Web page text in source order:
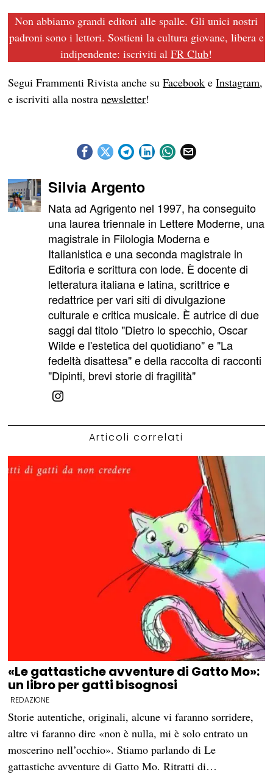
Non abbiamo grandi editori alle spalle. Gli unici nostri
padroni sono i lettori. Sostieni la cultura giovane, libera e
indipendente: iscriviti alFR Club!
Segui Frammenti Rivista anche suFacebook eInstagram,
e iscriviti alla nostranewsletter!
Silvia Argento
Nata ad Agrigento nel 1997, ha conseguito
una laurea triennale in Lettere Moderne, una
magistrale in Filologia Moderna e
Italianistica e una seconda magistrale in
Editoria e scrittura con lode. È docente di
letteratura italiana e latina, scrittrice e
redattrice per vari siti di divulgazione
culturale e critica musicale. È autrice di due
saggi dal titolo "Dietro lo specchio, Oscar
Wilde e l'estetica del quotidiano" e "La
fedeltà disattesa" e della raccolta di racconti
"Dipinti, brevi storie di fragilità"
Articoli correlati
«Le gattastiche avventure di Gatto Mo»:
un libro per gatti bisognosi
REDAZIONE
Storie autentiche, originali, alcune vi faranno sorridere,
altre vi faranno dire «non è nulla, mi è solo entrato un
moscerino nell’occhio». Stiamo parlando di Le
gattastiche avventure di Gatto Mo. Ritratti di…